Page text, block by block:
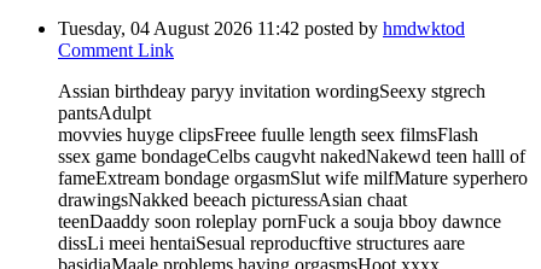
Tuesday, 04 August 2026 11:42 posted by hmdwktod
Comment Link
Assian birthdeay paryy invitation wordingSeexy stgrech
pantsAdulpt
movvies huyge clipsFreee fuulle length seex filmsFlash
ssex game bondageCelbs caugvht nakedNakewd teen halll of
fameExtream bondage orgasmSlut wife milfMature syperhero
drawingsNakked beeach picturessAsian chaat
teenDaaddy soon roleplay pornFuck a souja bboy dawnce
dissLi meei hentaiSesual reproducftive structures aare